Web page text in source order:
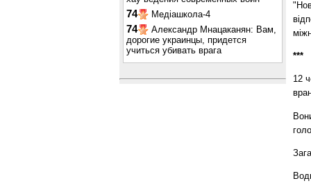
74 Медіашкола-4
74
Александр Мнацаканян: Вам,
дорогие украинцы, придется
учиться убивать врага
***
12